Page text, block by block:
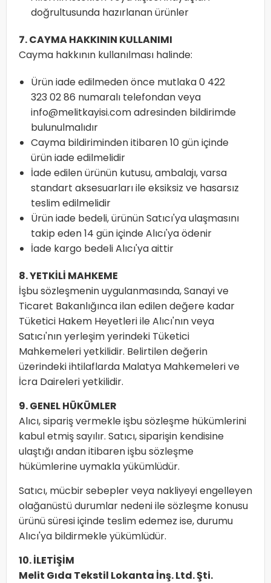
doğrultusunda hazırlanan ürünler
7. CAYMA HAKKININ KULLANIMI
Cayma hakkının kullanılması halinde:
Ürün iade edilmeden önce mutlaka0 422
323 02 86 numaralı telefondan veya
info@melitkayisi.comadresinden bildirimde
bulunulmalıdır
Cayma bildiriminden itibaren 10 gün içinde
ürün iade edilmelidir
İade edilen ürünün kutusu, ambalajı, varsa
standart aksesuarları ile eksiksiz ve hasarsız
teslim edilmelidir
Ürün iade bedeli, ürünün Satıcı'ya ulaşmasını
takip eden 14 gün içinde Alıcı'ya ödenir
İade kargo bedeli Alıcı'ya aittir
8. YETKİLİ MAHKEME
İşbu sözleşmenin uygulanmasında, Sanayi ve
Ticaret Bakanlığınca ilan edilen değere kadar
Tüketici Hakem Heyetleri ile Alıcı'nın veya
Satıcı'nın yerleşim yerindeki Tüketici
Mahkemeleri yetkilidir. Belirtilen değerin
üzerindeki ihtilaflarda Malatya Mahkemeleri ve
İcra Daireleri yetkilidir.
9. GENEL HÜKÜMLER
Alıcı, sipariş vermekle işbu sözleşme hükümlerini
kabul etmiş sayılır. Satıcı, siparişin kendisine
ulaştığı andan itibaren işbu sözleşme
hükümlerine uymakla yükümlüdür.
Satıcı, mücbir sebepler veya nakliyeyi engelleyen
olağanüstü durumlar nedeni ile sözleşme konusu
ürünü süresi içinde teslim edemez ise, durumu
Alıcı'ya bildirmekle yükümlüdür.
10. İLETİŞİM
Melit Gıda Tekstil Lokanta İnş. Ltd. Şti.